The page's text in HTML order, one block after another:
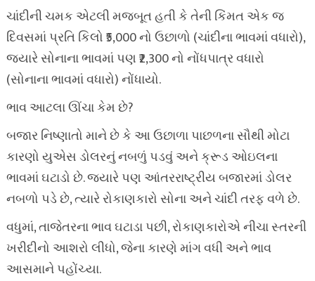
ચાંદીની ચમક એટલી મજબૂત હતી કે તેની કિંમત એક જ
દિવસમાં પ્રતિ કિલો ₹5,000 નો ઉછાળો (ચાંદીના ભાવમાં વધારો),
જ્યારે સોનાના ભાવમાં પણ ₹2,300 નો નોંધપાત્ર વધારો
(સોનાના ભાવમાં વધારો) નોંધાયો.
ભાવ આટલા ઊંચા કેમ છે?
બજાર નિષ્ણાતો માને છે કે આ ઉછાળા પાછળના સૌથી મોટા
કારણો યુએસ ડોલરનું નબળું પડવું અને ક્રૂડ ઓઇલના
ભાવમાં ઘટાડો છે. જ્યારે પણ આંતરરાષ્ટ્રીય બજારમાં ડોલર
નબળો પડે છે, ત્યારે રોકાણકારો સોના અને ચાંદી તરફ વળે છે.
વધુમાં, તાજેતરના ભાવ ઘટાડા પછી, રોકાણકારોએ નીચા સ્તરની
ખરીદીનો આશરો લીધો, જેના કારણે માંગ વધી અને ભાવ
આસમાને પહોંચ્યા.